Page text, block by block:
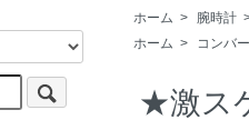
ホーム > 腕時計
ホーム > コンバ
★激ス